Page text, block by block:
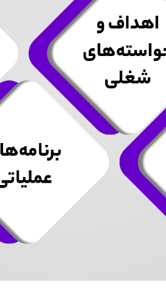
تایید کد
کد ارسال شده را وارد کنید
اصلاح شماره
دریافت مجدد کد:00:59